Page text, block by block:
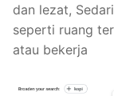
dan lezat,
seperti ruang
atau bekerja